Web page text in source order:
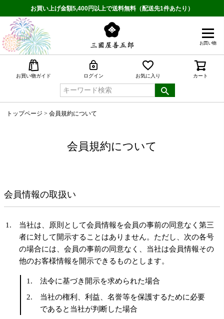
お買い上げ金額5,400円以上で送料無料（配送先1件あたり）
お買い物
お買い物ガイド ログイン お気に入り カート
トップページ 会員規約について
会員規約について
会員情報の取扱い
当社は、原則として会員情報を会員の事前の同意なく第三
者に対して開示することはありません。ただし、次の各号
の場合には、会員の事前の同意なく、当社は会員情報その
他のお客様情報を開示できるものとします。
法令に基づき開示を求められた場合
当社の権利、利益、名誉等を保護するために必要
であると当社が判断した場合